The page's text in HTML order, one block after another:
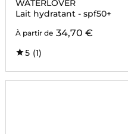
WATERLOVER
Lait hydratant - spf50+
À partir de 34,70 €
5 (1)